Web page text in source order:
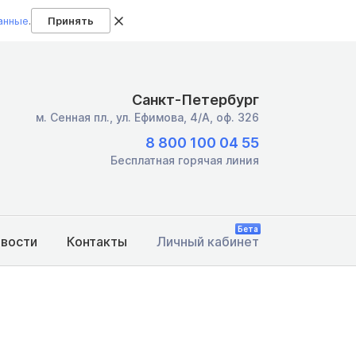
. Принять
Санкт-Петербург
м. Сенная пл., ул. Ефимова, 4/А, оф. 326
8 800 100 04 55
Бесплатная горячая линия
Контакты Личный кабинет
Бета